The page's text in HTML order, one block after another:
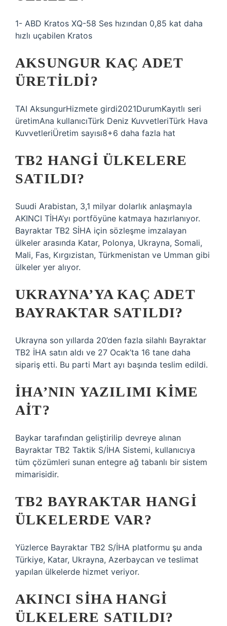
1- ABD Kratos XQ-58 Ses hızından 0,85 kat daha
hızlı uçabilen Kratos
AKSUNGUR KAÇ ADET
ÜRETILDI?
TAI AksungurHizmete girdi2021DurumKayıtlı seri
üretimAna kullanıcıTürk Deniz KuvvetleriTürk Hava
KuvvetleriÜretim sayısı8+6 daha fazla hat
TB2 HANGI ÜLKELERE
SATILDI?
Suudi Arabistan, 3,1 milyar dolarlık anlaşmayla
AKINCI TİHA’yı portföyüne katmaya hazırlanıyor.
Bayraktar TB2 SİHA için sözleşme imzalayan
ülkeler arasında Katar, Polonya, Ukrayna, Somali,
Mali, Fas, Kırgızistan, Türkmenistan ve Umman gibi
ülkeler yer alıyor.
UKRAYNA’YA KAÇ ADET
BAYRAKTAR SATILDI?
Ukrayna son yıllarda 20’den fazla silahlı Bayraktar
TB2 İHA satın aldı ve 27 Ocak’ta 16 tane daha
sipariş etti. Bu parti Mart ayı başında teslim edildi.
İHA’NIN YAZILIMI KIME
AIT?
Baykar tarafından geliştirilip devreye alınan
Bayraktar TB2 Taktik S/İHA Sistemi, kullanıcıya
tüm çözümleri sunan entegre ağ tabanlı bir sistem
mimarisidir.
TB2 BAYRAKTAR HANGI
ÜLKELERDE VAR?
Yüzlerce Bayraktar TB2 S/İHA platformu şu anda
Türkiye, Katar, Ukrayna, Azerbaycan ve teslimat
yapılan ülkelerde hizmet veriyor.
AKINCI SİHA HANGI
ÜLKELERE SATILDI?